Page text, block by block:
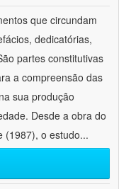
que circundam
dedicatórias,
partes constitutivas
a compreensão das
sua produção
Desde a obra do
(1987), o estudo...